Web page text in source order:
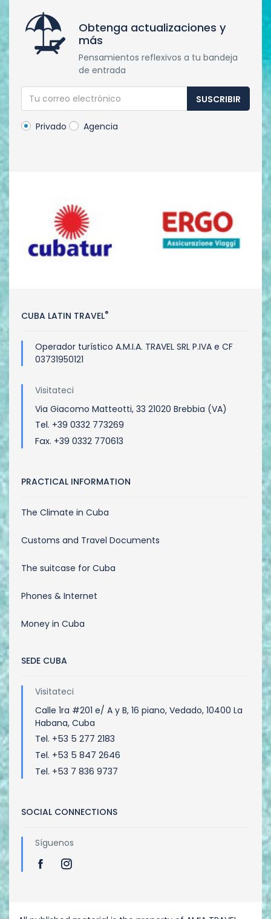
Obtenga actualizaciones y
más
Pensamientos reflexivos a tu bandeja
de entrada
SUSCRIBIR
Privado Agencia
CUBA LATIN TRAVEL®
Operador turístico A.M.I.A. TRAVEL SRL P.IVA e CF
03731950121
Visitateci
Via Giacomo Matteotti, 33 21020 Brebbia (VA)
Tel. +39 0332 773269
Fax. +39 0332 770613
PRACTICAL INFORMATION
The Climate in Cuba
Customs and Travel Documents
The suitcase for Cuba
Phones & Internet
Money in Cuba
SEDE CUBA
Visitateci
Calle 1ra #201 e/ A y B, 16 piano, Vedado, 10400 La
Habana, Cuba
Tel. +53 5 277 2183
Tel. +53 5 847 2646
Tel. +53 7 836 9737
SOCIAL CONNECTIONS
Síguenos